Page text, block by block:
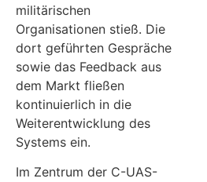
militärischen
Organisationen stieß. Die
dort geführten Gespräche
sowie das Feedback aus
dem Markt fließen
kontinuierlich in die
Weiterentwicklung des
Systems ein.
Im Zentrum der C-UAS-